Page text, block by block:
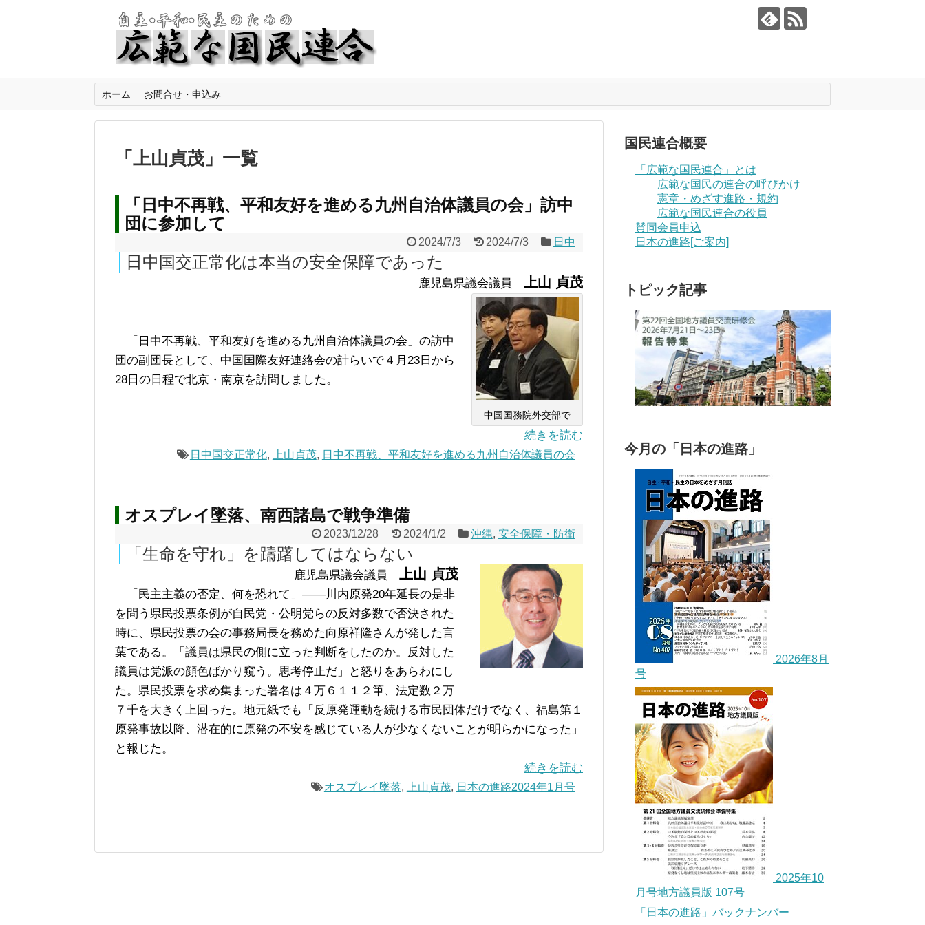
ホーム お問合せ・申込み
「 上山貞茂 」 一覧
「日中不再戦、平和友好を進める九州自治体議員の会」訪中
団に参加して
2024/7/3 2024/7/3 日中
日中国交正常化は本当の安全保障であった
鹿児島県議会議員 上山 貞茂
中国国務院外交部で
「日中不再戦、平和友好を進める九州自治体議員の会」の訪中
団の副団長として、中国国際友好連絡会の計らいで４月23日から
28日の日程で北京・南京を訪問しました。
続きを読む
日中国交正常化, 上山貞茂, 日中不再戦、平和友好を進める九州自治体議員の会
オスプレイ墜落、南西諸島で戦争準備
2023/12/28 2024/1/2 沖縄, 安全保障・防衛
「生命を守れ」を躊躇してはならない
鹿児島県議会議員上山 貞茂
「民主主義の否定、何を恐れて」――川内原発20年延長の是非
を問う県民投票条例が自民党・公明党らの反対多数で否決された
時に、県民投票の会の事務局長を務めた向原祥隆さんが発した言
葉である。「議員は県民の側に立った判断をしたのか。反対した
議員は党派の顔色ばかり窺う。思考停止だ」と怒りをあらわにし
た。県民投票を求め集まった署名は４万６１１２筆、法定数２万
７千を大きく上回った。地元紙でも「反原発運動を続ける市民団体だけでなく、福島第１
原発事故以降、潜在的に原発の不安を感じている人が少なくないことが明らかになった」
と報じた。
続きを読む
オスプレイ墜落, 上山貞茂, 日本の進路2024年1月号
国民連合概要
「広範な国民連合」とは
広範な国民の連合の呼びかけ
憲章・めざす進路・規約
広範な国民連合の役員
賛同会員申込
日本の進路[ご案内]
トピック記事
今月の「日本の進路」
2026年8月
号
2025年10
月号地方議員版 107号
「日本の進路」バックナンバー